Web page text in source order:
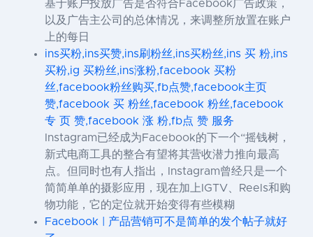
基于账户投放广告是否符合Facebook广告政策，
以及广告主公司的总体情况，来调整所放置在账户
上的每日
ins买粉,ins买赞,ins刷粉丝,ins买粉丝,ins 买 粉,ins
买粉,ig 买粉丝,ins涨粉,facebook 买粉
丝,facebook粉丝购买,fb点赞,facebook主页
赞,facebook 买 粉丝,facebook 粉丝,facebook
专 页 赞,facebook 涨 粉,fb点 赞 服务
Instagram已经成为Facebook的下一个“摇钱树，
新式电商工具的整合有望将其营收潜力推向最高
点。但同时也有人指出，Instagram曾经只是一个
简简单单的摄影应用，现在加上IGTV、Reels和购
物功能，它的定位就开始变得有些模糊
Facebook | 产品营销可不是简单的发个帖子就好